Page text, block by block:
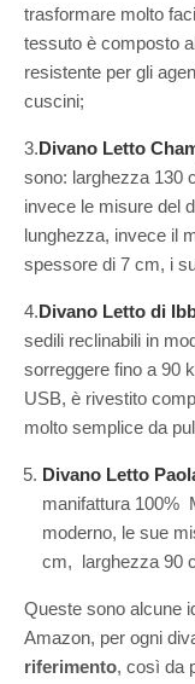
trasformare molto
tessuto è composto
resistente per gli
cuscini;
3.Divano Letto
sono: larghezza 130
invece le misure del
lunghezza, invece il
spessore di 7 cm, i
4.Divano Letto di
sedili reclinabili in
sorreggere fino a 90
USB, è rivestito
molto semplice da
Divano Letto
manifattura 100%
moderno, le sue
cm, larghezza 90
Queste sono alcune
Amazon, per ogni
riferimento, così da